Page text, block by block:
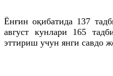
Ёнғин оқибатида 137
август кунлари 165
эттириш учун янги савдо